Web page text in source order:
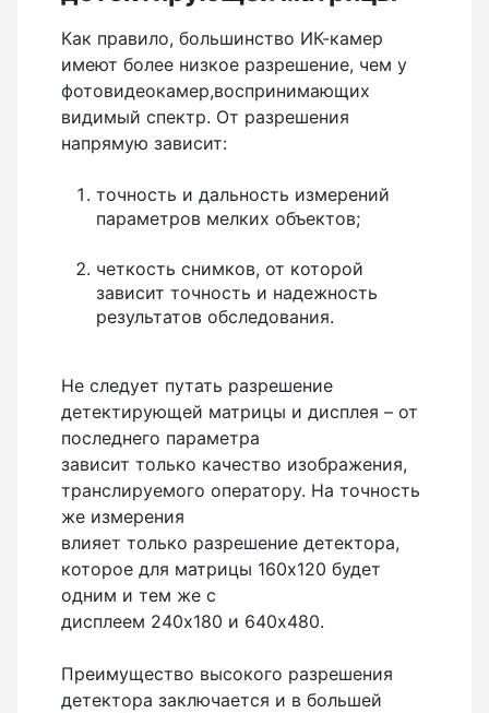
Как правило, большинство ИК-камер
имеют более низкое разрешение, чем у
фотовидеокамер,воспринимающих
видимый спектр. От разрешения
напрямую зависит:
точность и дальность измерений
параметров мелких объектов;
четкость снимков, от которой
зависит точность и надежность
результатов обследования.
Не следует путать разрешение
детектирующей матрицы и дисплея – от
последнего параметра
зависит только качество изображения,
транслируемого оператору. На точность
же измерения
влияет только разрешение детектора,
которое для матрицы 160х120 будет
одним и тем же с
дисплеем 240х180 и 640х480.
Преимущество высокого разрешения
детектора заключается и в большей
Приборы контроля и диагностики
Анализаторы холодильных систем
Вакуумметры цифровые
Антенна
Блок питания
Гарнитура
Рейки AMO